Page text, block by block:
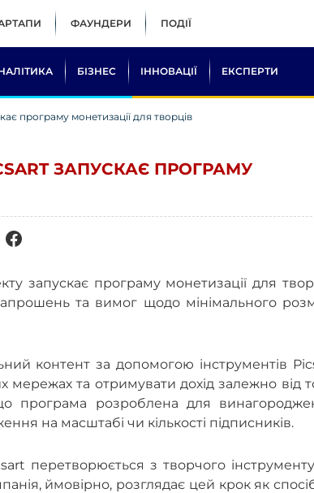
ФАУНДЕРИ ПОДІЇ
БІЗНЕС ІННОВАЦІЇ ЕКСПЕРТИ
програму монетизації для творців
ЗАПУСКАЄ ПРОГРАМУ
запускає програму монетизації для
та вимог щодо мінімального
контент за допомогою інструментів
мережах та отримувати дохід залежно від
програма розроблена для
на масштабі чи кількості підписників.
перетворюється з творчого
ймовірно, розглядає цей крок як